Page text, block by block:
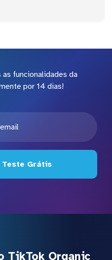
as funcionalidades da
por 14 dias!
Teste Grátis
TikTok Organic